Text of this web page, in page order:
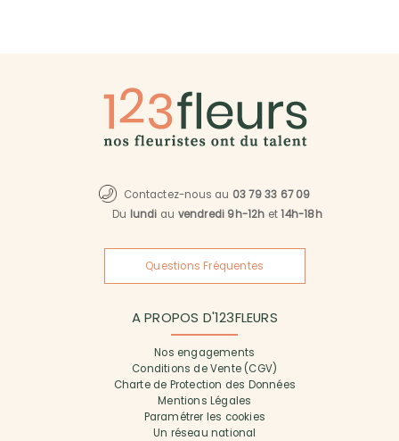
Contactez-nous au 03 79 33 67 09
Du lundi au vendredi 9h-12h et14h-18h
Questions Fréquentes
A PROPOS D'123FLEURS
Nos engagements
Conditions de Vente (CGV)
Charte de Protection des Données
Mentions Légales
Paramétrer les cookies
Un réseau national